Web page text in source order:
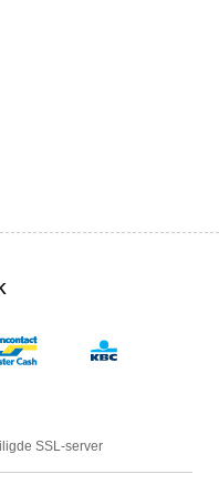
SSL-server